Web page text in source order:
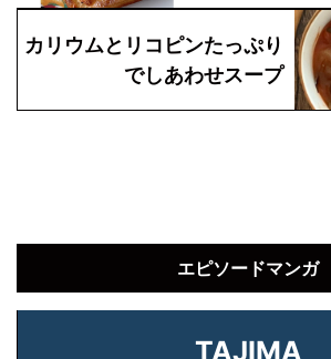
カリウムとリコピンたっぷり
でしあわせスープ
エピソードマンガ
TAJIMA